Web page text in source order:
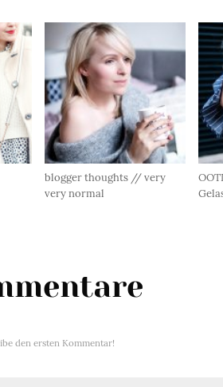
blogger thoughts // very
very normal
den ersten Kommentar!